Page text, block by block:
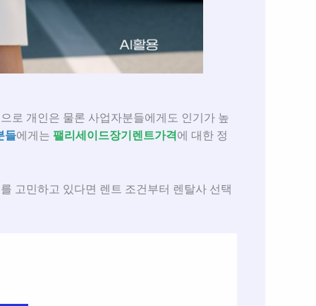
로 개인은 물론 사업자분들에게도 인기가 높
들에게는 팰리세이드장기렌트가격에 대한 정
고민하고 있다면 렌트 조건부터 렌탈사 선택